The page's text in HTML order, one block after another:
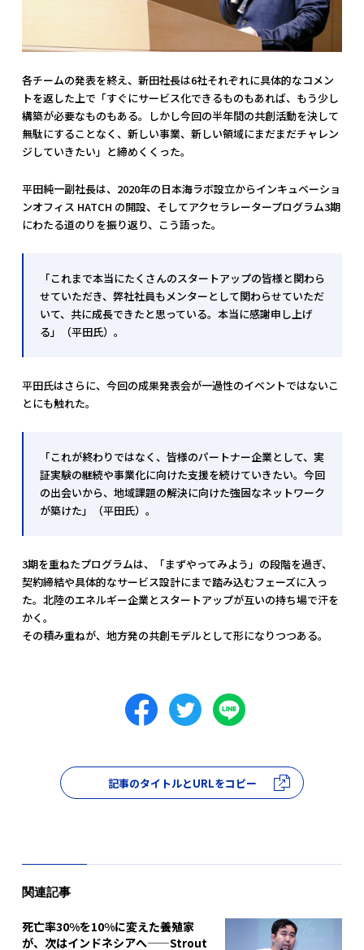
各チームの発表を終え、新田社長は6社それぞれに具体的なコメン
トを返した上で「すぐにサービス化できるものもあれば、もう少し
構築が必要なものもある。しかし今回の半年間の共創活動を決して
無駄にすることなく、新しい事業、新しい領域にまだまだチャレン
ジしていきたい」と締めくくった。
平田純一副社長は、2020年の日本海ラボ設立からインキュベーショ
ンオフィス HATCH の開設、そしてアクセラレータープログラム3期
にわたる道のりを振り返り、こう語った。
「これまで本当にたくさんのスタートアップの皆様と関わら
せていただき、弊社社員もメンターとして関わらせていただ
いて、共に成長できたと思っている。本当に感謝申し上げ
る」（平田氏）。
平田氏はさらに、今回の成果発表会が一過性のイベントではないこ
とにも触れた。
「これが終わりではなく、皆様のパートナー企業として、実
証実験の継続や事業化に向けた支援を続けていきたい。今回
の出会いから、地域課題の解決に向けた強固なネットワーク
が築けた」（平田氏）。
3期を重ねたプログラムは、「まずやってみよう」の段階を過ぎ、
契約締結や具体的なサービス設計にまで踏み込むフェーズに入っ
た。北陸のエネルギー企業とスタートアップが互いの持ち場で汗を
かく。
その積み重ねが、地方発の共創モデルとして形になりつつある。
記事のタイトルとURLをコピー
関連記事
死亡率30%を10%に変えた養殖家
が、次はインドネシアへ——Strout